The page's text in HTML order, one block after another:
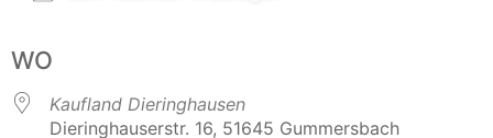
WO
Kaufland Dieringhausen
Dieringhauserstr. 16, 51645 Gummersbach